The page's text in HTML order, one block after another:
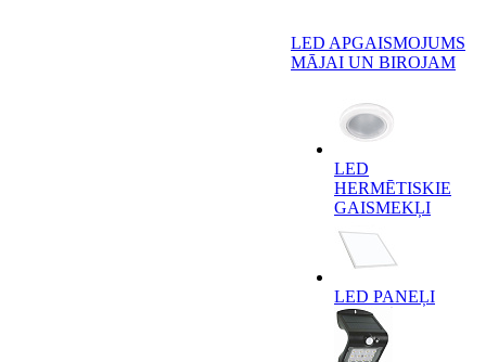
LED APGAISMOJUMS
MĀJAI UN BIROJAM
LED
HERMĒTISKIE
GAISMEKĻI
LED PANEĻI